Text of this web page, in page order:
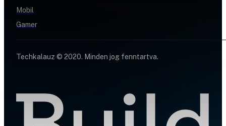
Mobil
Gamer
Techkalauz © 2020. Minden jog fenntartva.